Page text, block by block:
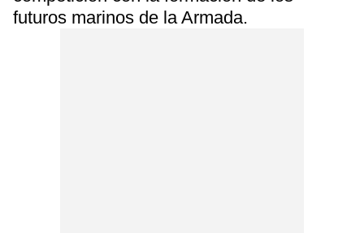
futuros marinos de la Armada.